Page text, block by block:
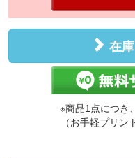
在
※商品1点につき
（お手軽プリン